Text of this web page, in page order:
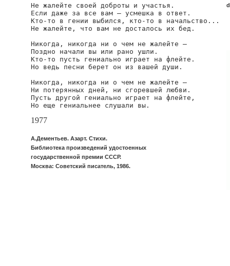
Не жалейте своей доброты и участья.
Если даже за все вам — усмешка в ответ.
Кто-то в гении выбился, кто-то в начальство...
Не жалейте, что вам не досталось их бед.
Никогда, никогда ни о чем не жалейте —
Поздно начали вы или рано ушли.
Кто-то пусть гениально играет на флейте.
Но ведь песни берет он из вашей души.
Никогда, никогда ни о чем не жалейте —
Ни потерянных дней, ни сгоревшей любви.
Пусть другой гениально играет на флейте,
Но еще гениальнее слушали вы.
1977
А.Дементьев. Азарт. Стихи.
Библиотека произведений удостоенных
государственной премии СССР.
Москва: Советский писатель, 1986.